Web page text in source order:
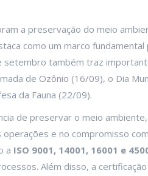
a preservação do meio
como um marco
setembro também traz
de Ozônio (16/09), o Dia
da Fauna (22/09).
de preservar o meio
e no compromisso
a ISO 9001, 14001, 16001 e
Além disso, a certificação